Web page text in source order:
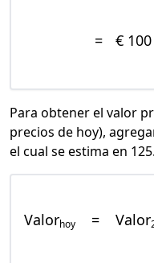
= €
Para obtener el valor
precios de hoy),
el cual se estima en
Valorhoy = Valor